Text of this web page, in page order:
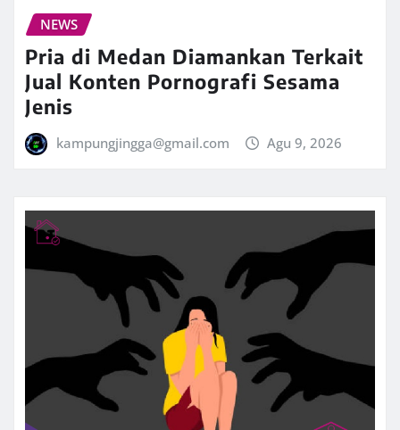
NEWS
Pria di Medan Diamankan Terkait
Jual Konten Pornografi Sesama
Jenis
kampungjingga@gmail.com Agu 9, 2026